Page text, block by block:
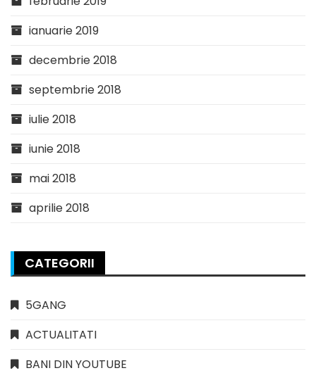
ianuarie 2019
decembrie 2018
septembrie 2018
iulie 2018
iunie 2018
mai 2018
aprilie 2018
CATEGORII
5GANG
ACTUALITATI
BANI DIN YOUTUBE